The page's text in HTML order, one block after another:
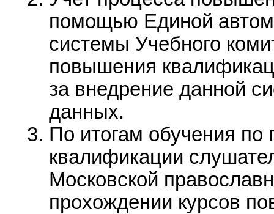
помощью Единой
системы Учебного
повышения
за внедрение данной
данных.
По итогам обучения
квалификации
Московской
прохождении курсов